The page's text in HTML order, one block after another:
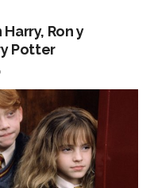
Ron y
Potter